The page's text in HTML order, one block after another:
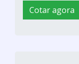
Cotar agora